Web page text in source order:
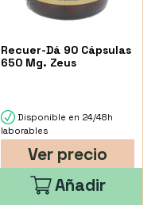
Recuer-Dá 90 Cápsulas
650 Mg. Zeus
Disponible en 24/48h
laborables
Ver precio
Añadir